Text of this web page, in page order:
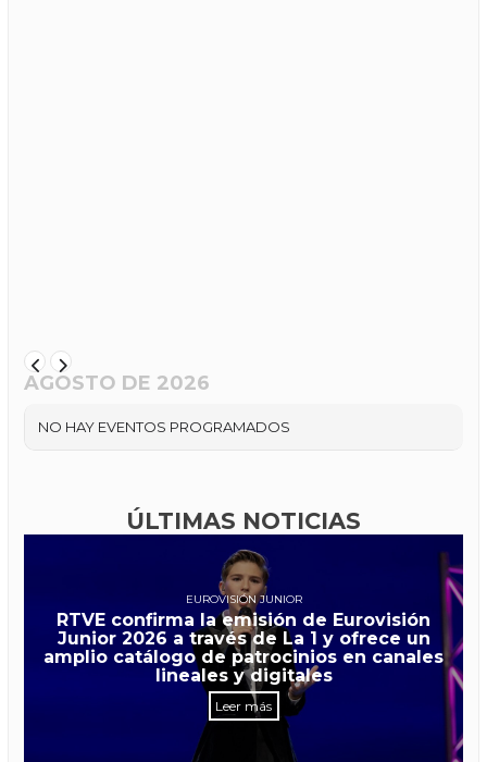
AGOSTO DE 2026
NO HAY EVENTOS PROGRAMADOS
ÚLTIMAS NOTICIAS
EUROVISIÓN JUNIOR
RTVE confirma la emisión de Eurovisión
Junior 2026 a través de La 1 y ofrece un
amplio catálogo de patrocinios en canales
lineales y digitales
Leer más